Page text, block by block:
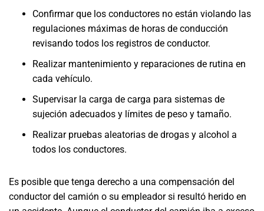
Confirmar que los conductores no están violando las
regulaciones máximas de horas de conducción
revisando todos los registros de conductor.
Realizar mantenimiento y reparaciones de rutina en
cada vehículo.
Supervisar la carga de carga para sistemas de
sujeción adecuados y límites de peso y tamaño.
Realizar pruebas aleatorias de drogas y alcohol a
todos los conductores.
Es posible que tenga derecho a una compensación del
conductor del camión o su empleador si resultó herido en